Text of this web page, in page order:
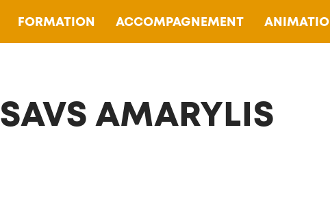
FORMATION ACCOMPAGNEMENT
SAVS AMARYLIS